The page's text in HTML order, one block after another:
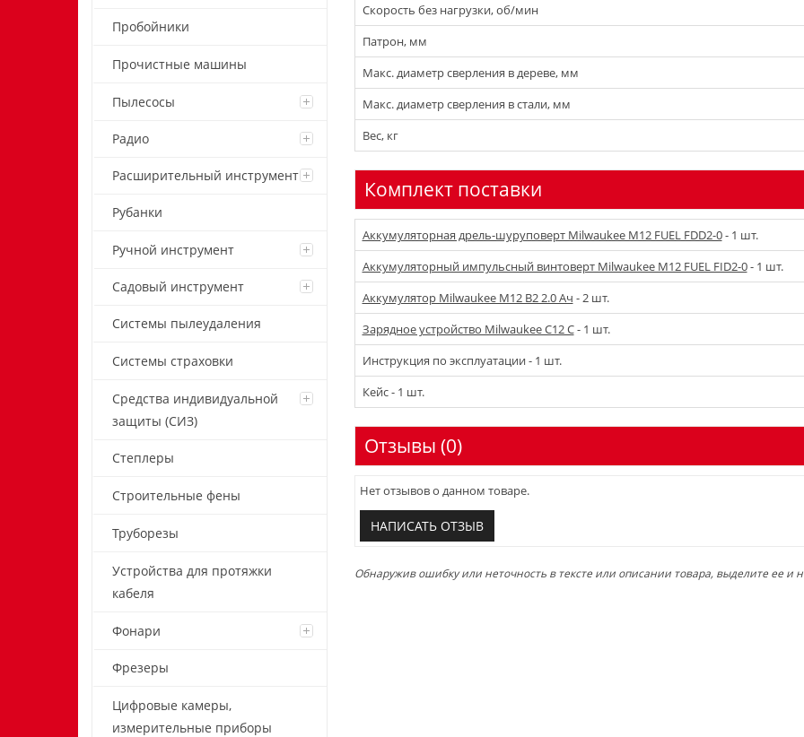
Пробойники
Прочистные машины
Пылесосы
Радио
Расширительный инструмент
Рубанки
Ручной инструмент
Садовый инструмент
Системы пылеудаления
Системы страховки
Средства индивидуальной
защиты (СИЗ)
Степлеры
Строительные фены
Труборезы
Устройства для протяжки
кабеля
Фонари
Фрезеры
Цифровые камеры,
измерительные приборы
Скорость без нагрузки, об/мин
Патрон, мм
Макс. диаметр сверления в дереве, мм
Макс. диаметр сверления в стали, мм
Вес, кг
Комплект поставки
Аккумуляторная дрель-шуруповерт Milwaukee M12 FUEL FDD2-0- 1 шт.
Аккумуляторный импульсный винтоверт Milwaukee M12 FUEL FID2-0- 1 шт.
Аккумулятор Milwaukee M12 B2 2.0 Ач - 2 шт.
Зарядное устройство Milwaukee C12 C- 1 шт.
Инструкция по эксплуатации - 1 шт.
Кейс - 1 шт.
Отзывы (0)
Нет отзывов о данном товаре.
НАПИСАТЬ ОТЗЫВ
Обнаружив ошибку или неточность в тексте или описании товара, выделите ее и